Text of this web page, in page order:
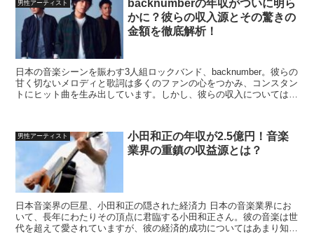
男性アーティスト
backnumberの年収がついに明ら
かに？彼らの収入源とその驚きの
金額を徹底解析！
日本の音楽シーンを賑わす3人組ロックバンド、backnumber。彼らの
甘く切ないメロディと歌詞は多くのファンの心をつかみ、コンスタン
トにヒット曲を生み出しています。しかし、彼らの収入については一
男性アーティスト
小田和正の年収が2.5億円！音楽
業界の重鎮の収益源とは？
日本音楽界の巨星、小田和正の隠された経済力 日本の音楽業界にお
いて、長年にわたりその頂点に君臨する小田和正さん。彼の音楽は世
代を超えて愛されていますが、彼の経済的成功についてはあまり知ら